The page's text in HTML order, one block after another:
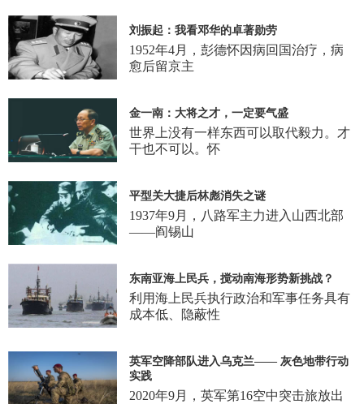
刘振起：我看邓华的卓著勋劳
1952年4月，彭德怀因病回国治疗，病
愈后留京主
金一南：大将之才，一定要气盛
世界上没有一样东西可以取代毅力。才
干也不可以。怀
平型关大捷后林彪消失之谜
1937年9月，八路军主力进入山西北部
——阎锡山
东南亚海上民兵，搅动南海形势新挑战？
利用海上民兵执行政治和军事任务具有
成本低、隐蔽性
英军空降部队进入乌克兰—— 灰色地带行动
实践
2020年9月，英军第16空中突击旅放出